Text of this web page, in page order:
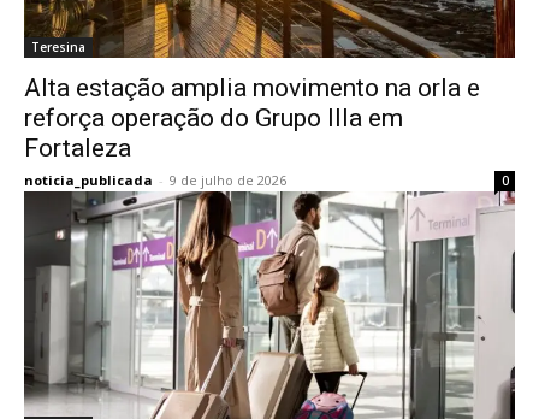
Teresina
Alta estação amplia movimento na orla e
reforça operação do Grupo Illa em
Fortaleza
noticia_publicada - 9 de julho de 2026 0